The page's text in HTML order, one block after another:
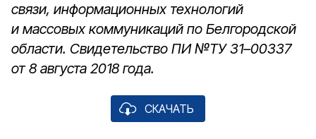
связи, информационных технологий
и массовых коммуникаций по Белгородской
области. Свидетельство ПИ №ТУ 31–00337
от 8 августа 2018 года.
СКАЧАТЬ